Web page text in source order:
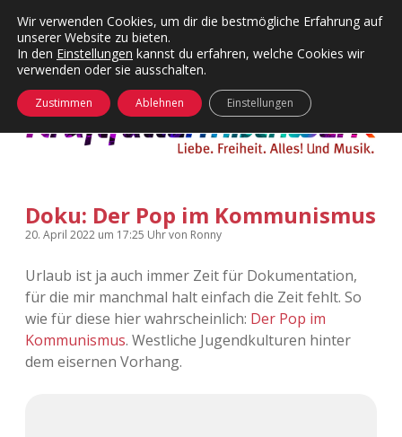
Kategorien
Menü
24 Hours Chilling
Die Wende
KFMW-Disco
Kopfkinomusik
Nur mal so
KFMW-Disco
Dates
Contact
Menü
öffnen
Adventskalender 2010
Adventskalender 2011
facebook
instagram
rsssoundcloud
vimeoBluesky
öffnen
Doku: Der Pop im Kommunismus
20. April 2022 um 17:25 Uhrvon Ronny
Urlaub ist ja auch immer Zeit für Dokumentation,
für die mir manchmal halt einfach die Zeit fehlt. So
wie für diese hier wahrscheinlich: Der Pop im
Kommunismus. Westliche Jugendkulturen hinter
dem eisernen Vorhang.
Wir verwenden Cookies, um dir die bestmögliche Erfahrung auf
unserer Website zu bieten.
In den Einstellungen kannst du erfahren, welche Cookies wir
verwenden oder sie ausschalten.
Zustimmen Ablehnen Einstellungen